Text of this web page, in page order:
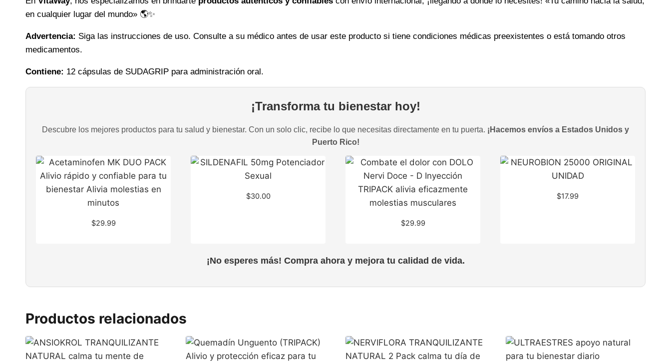
en cualquier lugar del mundo» 🌎✨
Advertencia: Siga las instrucciones de uso. Consulte a su médico antes de usar este producto si tiene condiciones médicas preexistentes o está tomando otros
medicamentos.
Contiene: 12 cápsulas de SUDAGRIP para administración oral.
¡Transforma tu bienestar hoy!
Descubre los mejores productos para tu salud y bienestar. Con un solo clic, recibe lo que necesitas directamente en tu puerta. ¡Hacemos envíos a Estados Unidos y
Puerto Rico!
$29.99
$30.00
$29.99
$17.99
¡No esperes más! Compra ahora y mejora tu calidad de vida.
Productos relacionados